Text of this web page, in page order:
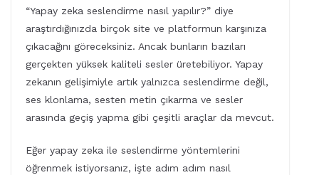
“Yapay zeka seslendirme nasıl yapılır?” diye
araştırdığınızda birçok site ve platformun karşınıza
çıkacağını göreceksiniz. Ancak bunların bazıları
gerçekten yüksek kaliteli sesler üretebiliyor. Yapay
zekanın gelişimiyle artık yalnızca seslendirme değil,
ses klonlama, sesten metin çıkarma ve sesler
arasında geçiş yapma gibi çeşitli araçlar da mevcut.
Eğer yapay zeka ile seslendirme yöntemlerini
öğrenmek istiyorsanız, işte adım adım nasıl